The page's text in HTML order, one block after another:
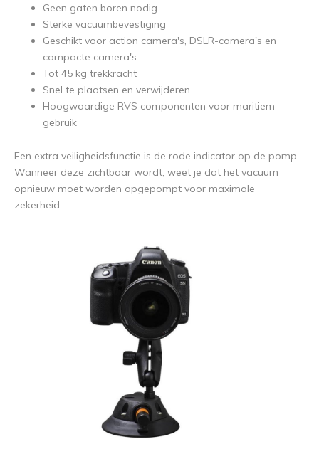
Geen gaten boren nodig
Sterke vacuümbevestiging
Geschikt voor action camera's, DSLR-camera's en
compacte camera's
Tot 45 kg trekkracht
Snel te plaatsen en verwijderen
Hoogwaardige RVS componenten voor maritiem
gebruik
Een extra veiligheidsfunctie is de rode indicator op de pomp.
Wanneer deze zichtbaar wordt, weet je dat het vacuüm
opnieuw moet worden opgepompt voor maximale
zekerheid.